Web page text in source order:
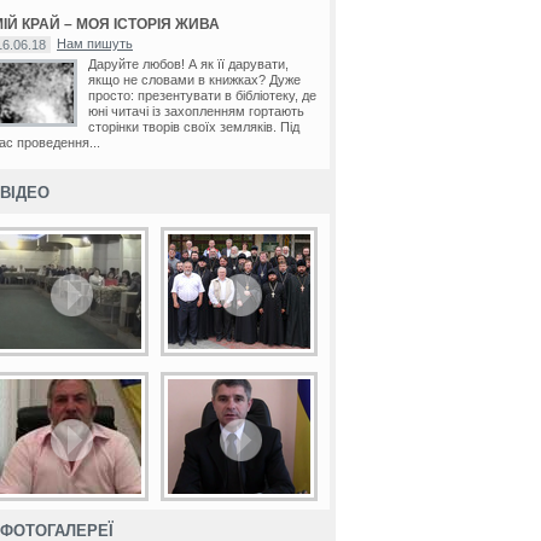
КРАЙ – МОЯ ІСТОРІЯ ЖИВА
Нам пишуть
Даруйте любов! А як її дарувати,
якщо не словами в книжках? Дуже
просто: презентувати в бібліотеку, де
юні читачі із захопленням гортають
сторінки творів своїх земляків. Під
проведення...
ВІДЕО
ФОТОГАЛЕРЕЇ